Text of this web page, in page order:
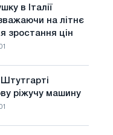
в
у
с
а
й
т
у
в Італії
на літнє
зростання цін
ріжучу машину